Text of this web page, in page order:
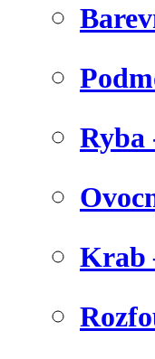
Ryba
Krab